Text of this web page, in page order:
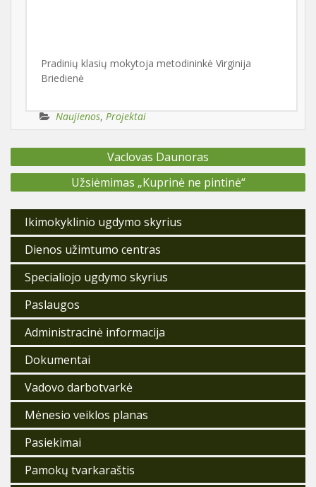
Pradinių klasių mokytoja metodininkė Virginija
Briedienė
Naujienos, Projektai
Navigacija
įrašų
Vaclovas Daunoras
Užsiėmimas „Kuprinė ne pintinė“
Ikimokyklinio ugdymo skyrius
Dienos užimtumo centras
Specialiojo ugdymo skyrius
Paslaugos
Administracinė informacija
Dokumentai
Vadovo darbotvarkė
Mėnesio veiklos planas
Pasiekimai
Pamokų tvarkaraštis